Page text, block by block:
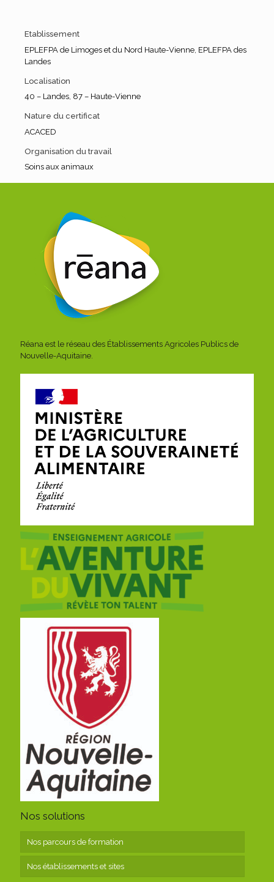
Etablissement
EPLEFPA de Limoges et du Nord Haute-Vienne, EPLEFPA des
Landes
Localisation
40 – Landes, 87 – Haute-Vienne
Nature du certificat
ACACED
Organisation du travail
Soins aux animaux
Réana est le réseau des Établissements Agricoles Publics de
Nouvelle-Aquitaine.
Nos solutions
Nos parcours de formation
Nos établissements et sites